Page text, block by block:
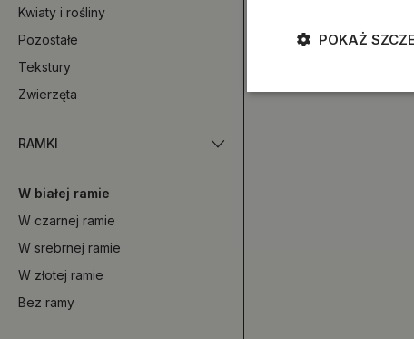
Kwiaty i rośliny
Pozostałe
Tekstury
Zwierzęta
RAMKI
W białej ramie
W czarnej ramie
W srebrnej ramie
W złotej ramie
Bez ramy
POKAŻ